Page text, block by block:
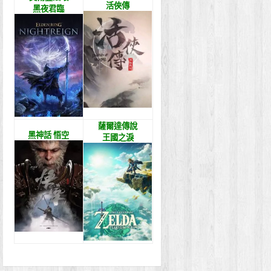
黑夜君臨
活俠傳
黑神話 悟空
薩爾達傳說
王國之淚